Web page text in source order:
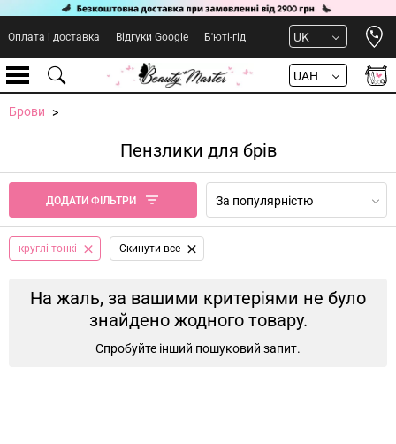
Оплата і доставка Відгуки Google Б'юті-гід UK
UAH
Брови
Пензлики для брів
ДОДАТИ ФІЛЬТРИ За популярністю
круглі тонкі Cкинути все
На жаль, за вашими критеріями не було
знайдено жодного товару.
Спробуйте інший пошуковий запит.